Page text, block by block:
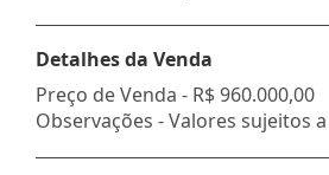
Detalhes da Venda
Preço de Venda - R$ 960.000,00
Observações - Valores sujeitos